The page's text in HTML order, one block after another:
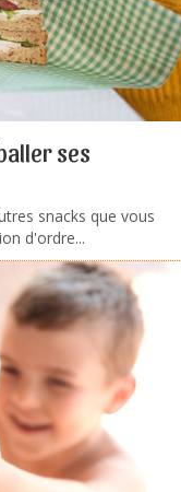
ses
snacks que vous
d'ordre...